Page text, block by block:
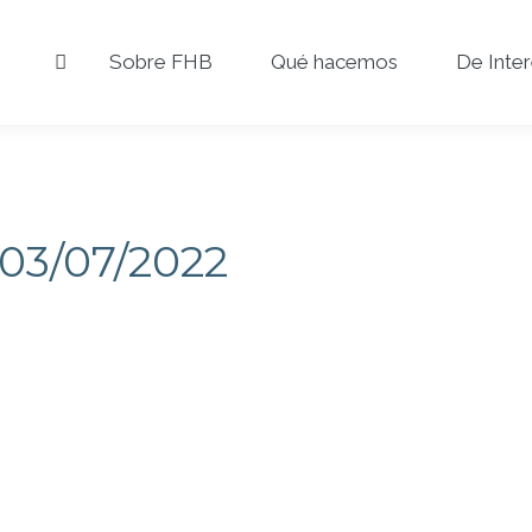
Sobre FHB Qué hacemos De
03/07/2022